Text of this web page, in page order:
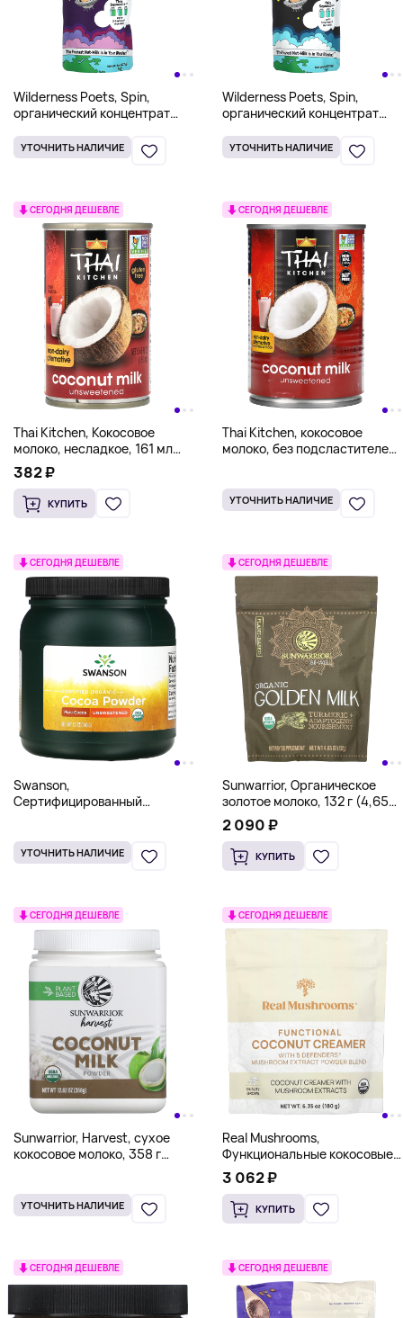
Wilderness Poets, Spin,
органический концентрат
227 г (8 унций)
УТОЧНИТЬ НАЛИЧИЕ
Wilderness Poets, Spin,
органический концентрат
сахара, 227 г (8 унций)
УТОЧНИТЬ НАЛИЧИЕ
СЕГОДНЯ ДЕШЕВЛЕ
Thai Kitchen, Кокосовое
молоко, несладкое, 161 мл
(5,46 жидк. унц.)
382 ₽
КУПИТЬ
СЕГОДНЯ ДЕШЕВЛЕ
Thai Kitchen, кокосовое
молоко, без подсластителей,
УТОЧНИТЬ НАЛИЧИЕ
СЕГОДНЯ ДЕШЕВЛЕ
Swanson,
Сертифицированный
(12 унций)
УТОЧНИТЬ НАЛИЧИЕ
СЕГОДНЯ ДЕШЕВЛЕ
Sunwarrior, Органическое
золотое молоко, 132 г (4,65
унции)
2 090 ₽
КУПИТЬ
СЕГОДНЯ ДЕШЕВЛЕ
Sunwarrior, Harvest, сухое
кокосовое молоко, 358 г
УТОЧНИТЬ НАЛИЧИЕ
СЕГОДНЯ ДЕШЕВЛЕ
Real Mushrooms,
Функциональные кокосовые
сливки, 180 г (6,35 унции)
3 062 ₽
КУПИТЬ
СЕГОДНЯ ДЕШЕВЛЕ СЕГОДНЯ ДЕШЕВЛЕ